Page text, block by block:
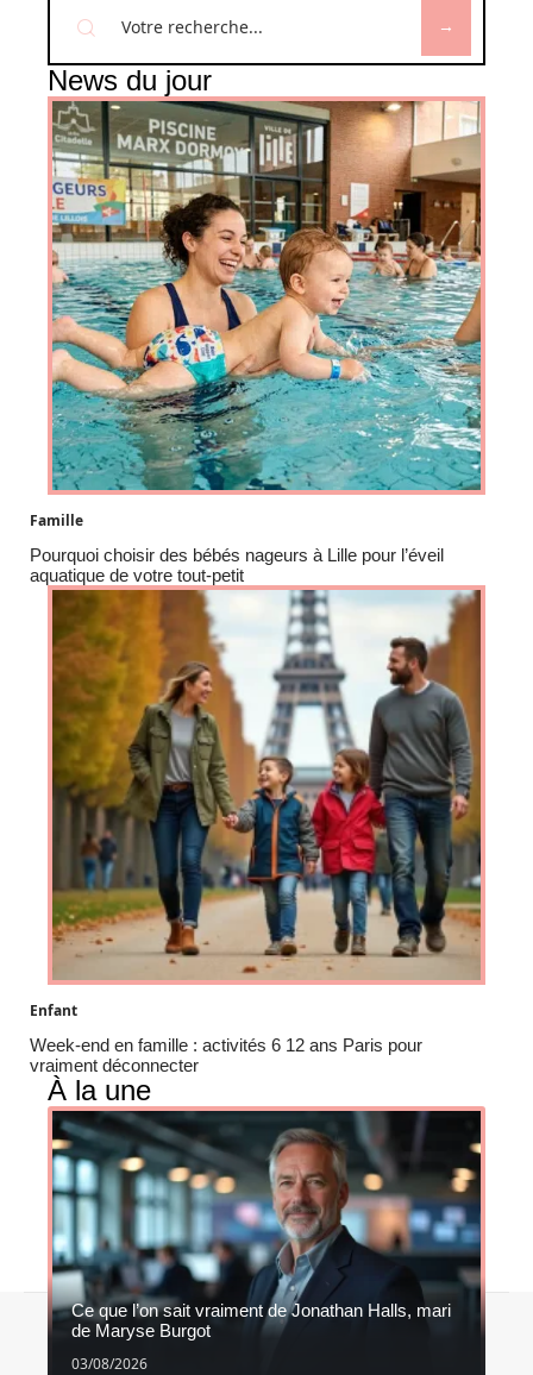
News du jour
Famille
Pourquoi choisir des bébés nageurs à Lille pour l’éveil
aquatique de votre tout-petit
Enfant
Week-end en famille : activités 6 12 ans Paris pour
vraiment déconnecter
À la une
Ce que l’on sait vraiment de Jonathan Halls, mari
de Maryse Burgot
03/08/2026
Contact Mentions légales Sitemap